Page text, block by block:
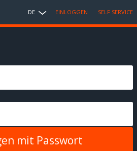
DE EINLOGGEN SELF SERVICE